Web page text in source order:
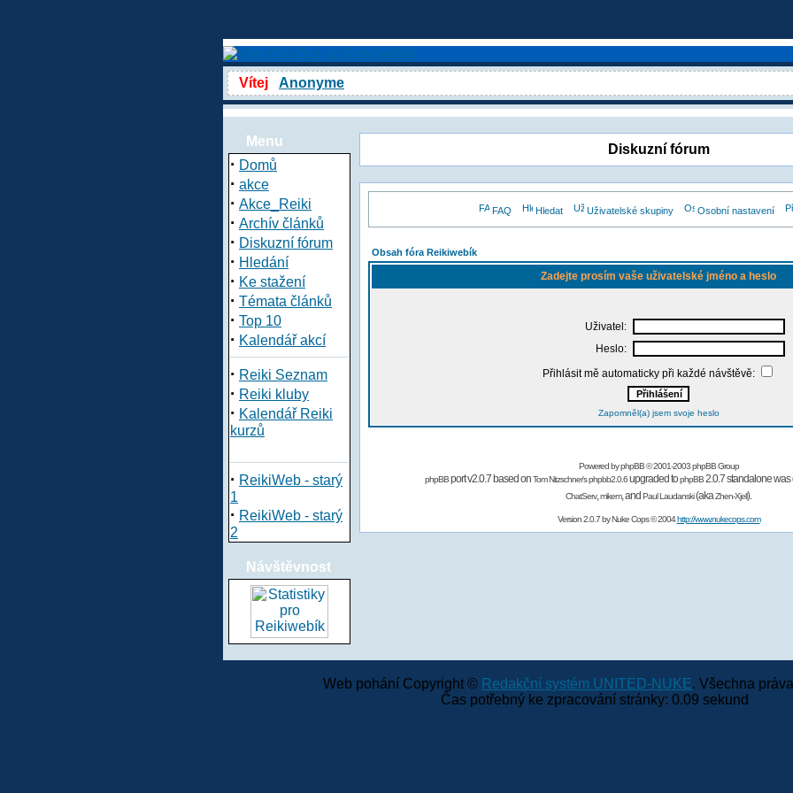
Vítej Anonyme
Menu
· Domů
· akce
· Akce_Reiki
· Archív článků
· Diskuzní fórum
· Hledání
· Ke stažení
· Témata článků
· Top 10
· Kalendář akcí
· Reiki Seznam
· Reiki kluby
· Kalendář Reiki
kurzů
· ReikiWeb - starý
1
· ReikiWeb - starý
2
Návštěvnost
Diskuzní fórum
FAQ Hledat Uživatelské skupiny Osobní nastavení
Obsah fóra Reikiwebík
Zadejte prosím vaše uživatelské jméno a heslo
Uživatel:
Heslo:
Přihlásit mě automaticky při každé návštěvě:
Zapomněl(a) jsem svoje heslo
Powered byphpBB© 2001-2003 phpBB Group
phpBBport v2.0.7 based onTom Nitzschner'sphpbb2.0.6upgraded tophpBB2.0.7 standalone
ChatServ,mikem,and Paul Laudanski(akaZhen-Xjell).
Version 2.0.7 byNuke Cops© 2004http://www.nukecops.com
Web pohání Copyright © Redakční systém UNITED-NUKE. Všechna
Čas potřebný ke zpracování stránky: 0.09 sekund